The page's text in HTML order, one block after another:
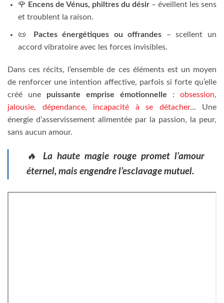
🌹 Encens de Vénus, philtres du désir– éveillent les sens
et troublent la raison.
📜 Pactes énergétiques ou offrandes – scellent un
accord vibratoire avec les forces invisibles.
Dans ces récits, l’ensemble de ces éléments est un moyen
de renforcer une intention affective, parfois si forte qu’elle
créé une puissante emprise émotionnelle : obsession,
jalousie, dépendance, incapacité à se détacher… Une
énergie d’asservissement alimentée par la passion, la peur,
sans aucun amour.
🔥 La haute magie rouge promet l’amour
éternel, mais engendre l’esclavage mutuel.